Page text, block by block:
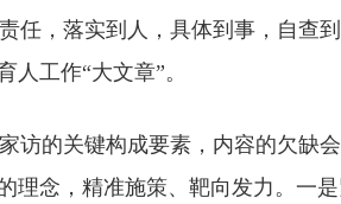
任，落实到人，具体到事，自查
人工作“大文章”。
访的关键构成要素，内容的欠缺
理念，精准施策、靶向发力。一